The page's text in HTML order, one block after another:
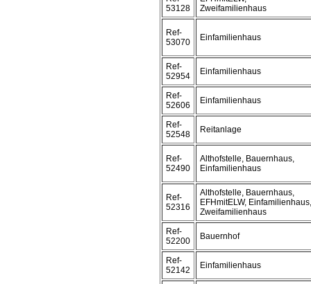
53128
Zweifamilienhaus
Ref-
53070
Einfamilienhaus
Ref-
52954
Einfamilienhaus
Ref-
52606
Einfamilienhaus
Ref-
52548
Reitanlage
Ref-
52490
Althofstelle, Bauernhaus,
Einfamilienhaus
Ref-
52316
Althofstelle, Bauernhaus,
EFHmitELW, Einfamilienhaus,
Zweifamilienhaus
Ref-
52200
Bauernhof
Ref-
52142
Einfamilienhaus